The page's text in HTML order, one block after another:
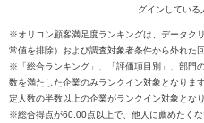
グインしている
※オリコン顧客満足度ランキングは、データク
常値を排除）および調査対象者条件から外れた
※「総合ランキング」、「評価項目別」、部門
数を満たした企業のみランクイン対象となりま
定人数の半数以上の企業がランクイン対象となり
※総合得点が60.00点以上で、他人に薦めたく